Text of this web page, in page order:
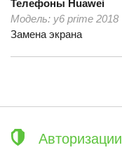
Телефоны Huawei
Модель: y6 prime 2018
Замена экрана
Авторизации